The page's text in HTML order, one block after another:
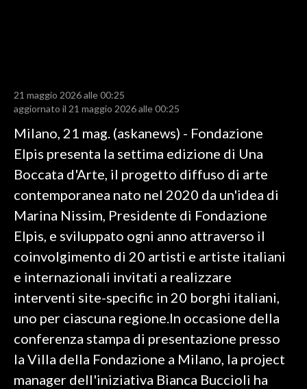
SPORT
RISULTATI E CLASSIFICHE
CALCIO
CALCIO REGIONALE
VOLLEY
MOTORI
TENNIS
ALTRI SPORT
CULTURA
SPETTACOLI
21 maggio 2026 alle 00:25
aggiornato il 21 maggio 2026 alle 00:25
Milano, 21 mag. (askanews) - Fondazione
Elpis presenta la settima edizione di Una
Boccata d'Arte, il progetto diffuso di arte
contemporanea nato nel 2020 da un'idea di
Marina Nissim, Presidente di Fondazione
Elpis, e sviluppato ogni anno attraverso il
coinvolgimento di 20 artisti e artiste italiani
e internazionali invitati a realizzare
interventi site-specific in 20 borghi italiani,
uno per ciascuna regione.In occasione della
conferenza stampa di presentazione presso
la Villa della Fondazione a Milano, la project
manager dell'iniziativa Bianca Buccioli ha